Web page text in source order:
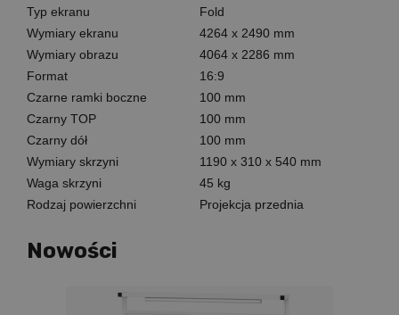
Typ ekranu
Fold
Wymiary ekranu
4264 x 2490 mm
Wymiary obrazu
4064 x 2286 mm
Format
16:9
Czarne ramki boczne
100 mm
Czarny TOP
100 mm
Czarny dół
100 mm
Wymiary skrzyni
1190 x 310 x 540 mm
Waga skrzyni
45 kg
Rodzaj powierzchni
Projekcja przednia
Nowości